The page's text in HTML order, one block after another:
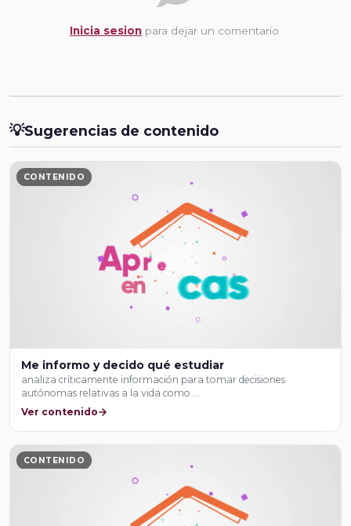
Inicia sesion para dejar un comentario.
💡Sugerencias de contenido
CONTENIDO
Me informo y decido qué estudiar
analiza críticamente información para tomar decisiones
autónomas relativas a la vida como …
Ver contenido
CONTENIDO